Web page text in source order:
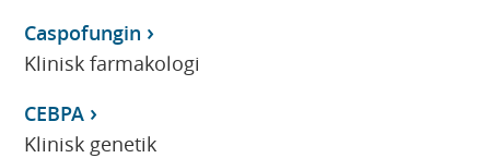
Caspofungin
Klinisk farmakologi
CEBPA
Klinisk genetik